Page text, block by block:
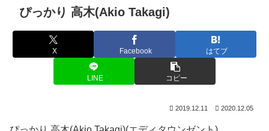
ぴっかり 高木(Akio Takagi)
X Facebook はてブ
LINE コピー
2019.12.11 2020.12.05